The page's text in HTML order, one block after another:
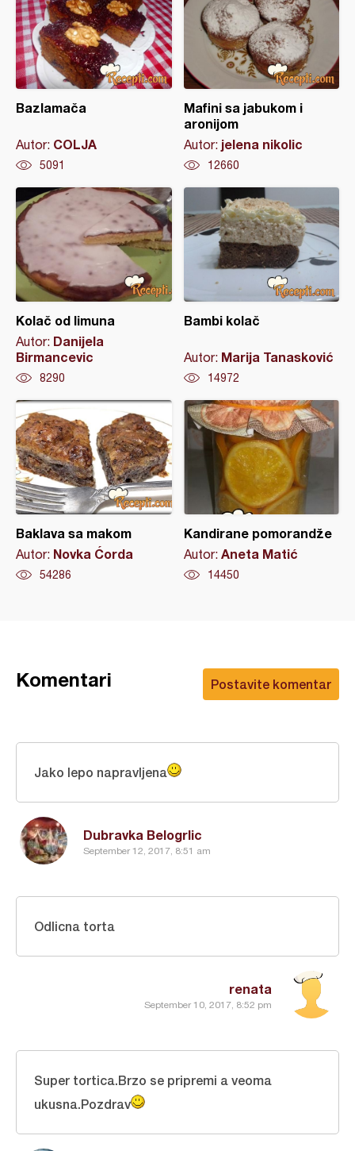
Bazlamača
Autor: COLJA
5091
Mafini sa jabukom i
aronijom
Autor: jelena nikolic
12660
Kolač od limuna
Autor: Danijela
Birmancevic
8290
Bambi kolač
Autor: Marija Tanasković
14972
Baklava sa makom
Autor: Novka Ćorda
54286
Kandirane pomorandže
Autor: Aneta Matić
14450
Postavite komentar
Komentari
Dubravka Belogrlic
September 12, 2017, 8:51 am
Jako lepo napravljena
renata
September 10, 2017, 8:52 pm
Odlicna torta
Super tortica.Brzo se pripremi a veoma
ukusna.Pozdrav